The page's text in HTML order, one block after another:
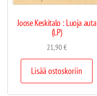
Joose Keskitalo : Luoja auta
(LP)
21,90€
Lisää ostoskoriin